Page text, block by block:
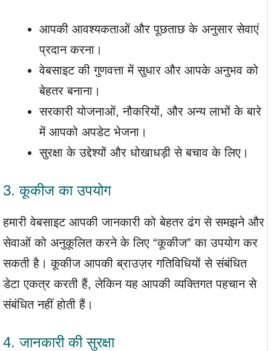
आपकी आवश्यकताओं और पूछताछ के अनुसार सेवाएं
प्रदान करना।
वेबसाइट की गुणवत्ता में सुधार और आपके अनुभव को
बेहतर बनाना।
सरकारी योजनाओं, नौकरियों, और अन्य लाभों के बारे
में आपको अपडेट भेजना।
सुरक्षा के उद्देश्यों और धोखाधड़ी से बचाव के लिए।
3. कूकीज का उपयोग
हमारी वेबसाइट आपकी जानकारी को बेहतर ढंग से समझने और
सेवाओं को अनुकूलित करने के लिए “कूकीज” का उपयोग कर
सकती है। कूकीज आपकी ब्राउज़र गतिविधियों से संबंधित
डेटा एकत्र करती हैं, लेकिन यह आपकी व्यक्तिगत पहचान से
संबंधित नहीं होती हैं।
4. जानकारी की सुरक्षा